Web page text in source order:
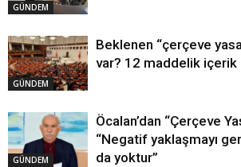
GÜNDEM
GÜNDEM
Beklenen “çerçeve
var? 12 maddelik
GÜNDEM
Öcalan’dan “Çerçeve
“Negatif yaklaşmayı
da yoktur”